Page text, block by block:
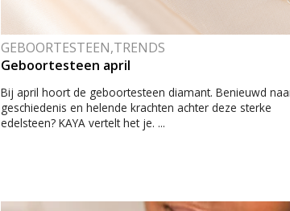
GEBOORTESTEEN,TRENDS
Geboortesteen april
Bij april hoort de geboortesteen diamant. Benieuwd
geschiedenis en helende krachten achter deze sterke
edelsteen? KAYA vertelt het je. ...